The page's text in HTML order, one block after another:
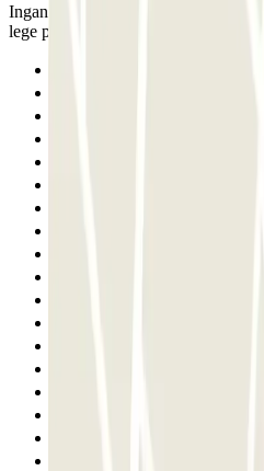
Ingang aan 2 kanten. De plekken
lege plekken.